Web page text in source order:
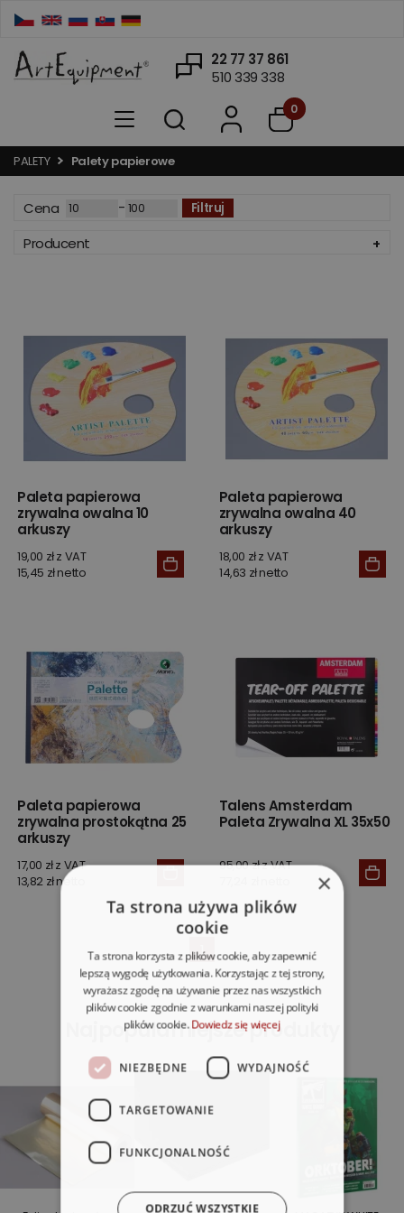
22 77 37 861
510 339 338
0
PALETY Palety papierowe
Cena - Filtruj
Producent
Paleta papierowa
zrywalna owalna 10
arkuszy
19,00 zł z VAT
15,45 zł netto
Paleta papierowa
zrywalna owalna 40
arkuszy
18,00 zł z VAT
14,63 zł netto
Paleta papierowa
zrywalna prostokątna 25
arkuszy
17,00 zł z VAT
13,82 zł netto
Talens Amsterdam
Paleta Zrywalna XL 35x50
95,00 zł z VAT
1
Najpopularniejsze produkty
×
Ta strona używa plików
cookie
Ta strona korzysta z plików cookie, aby zapewnić
lepszą wygodę użytkowania. Korzystając z tej strony,
wyrażasz zgodę na używanie przez nas wszystkich
plików cookie zgodnie z warunkami naszej polityki
plików cookie.Dowiedz się więcej
NIEZBĘDNE WYDAJNOŚĆ
TARGETOWANIE
FUNKCJONALNOŚĆ
ODRZUĆ WSZYSTKIE